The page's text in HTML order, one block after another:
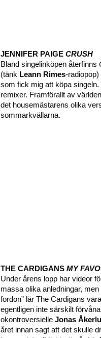
JENNIFER PAIGE CRUSH
Bland singelinköpen återfinns
(tänk Leann Rimes-
som fick mig att köpa
remixer. Framförallt av
det housemästarens olika
sommarkvällarna.
THE CARDIGANS MY
Under årens lopp har videor
massa olika anledningar,
fordon” lär The Cardigans
egentligen inte särskilt
okontroversielle Jonas
året innan sagt att det skulle